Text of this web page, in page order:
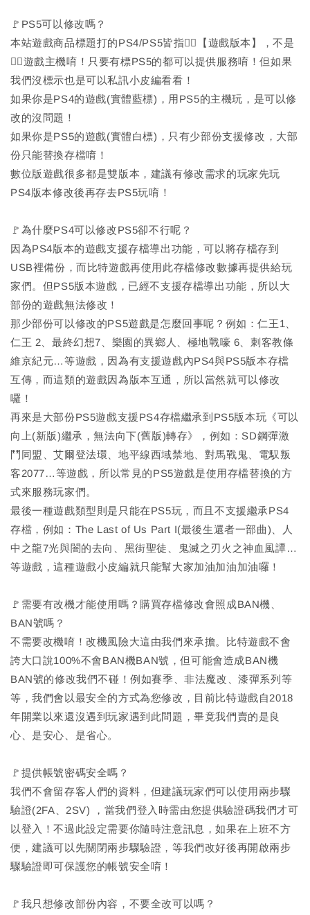
🚩PS5可以修改嗎？
本站遊戲商品標題打的PS4/PS5皆指🙆‍♂️【遊戲版本】，不是
🙅‍♂️遊戲主機唷！只要有標PS5的都可以提供服務唷！但如果
我們沒標示也是可以私訊小皮編看看！
如果你是PS4的遊戲(實體藍標)，用PS5的主機玩，是可以修
改的沒問題！
如果你是PS5的遊戲(實體白標)，只有少部份支援修改，大部
份只能替換存檔唷！
數位版遊戲很多都是雙版本，建議有修改需求的玩家先玩
PS4版本修改後再存去PS5玩唷！
🚩為什麼PS4可以修改PS5卻不行呢？
因為PS4版本的遊戲支援存檔導出功能，可以將存檔存到
USB裡備份，而比特遊戲再使用此存檔修改數據再提供給玩
家們。但PS5版本遊戲，已經不支援存檔導出功能，所以大
部份的遊戲無法修改！
那少部份可以修改的PS5遊戲是怎麼回事呢？例如：仁王1、
仁王 2、最終幻想7、樂園的異鄉人、極地戰嚎 6、刺客教條
維京紀元…等遊戲，因為有支援遊戲內PS4與PS5版本存檔
互傳，而這類的遊戲因為版本互通，所以當然就可以修改
囉！
再來是大部份PS5遊戲支援PS4存檔繼承到PS5版本玩《可以
向上(新版)繼承，無法向下(舊版)轉存》，例如：SD鋼彈激
鬥同盟、艾爾登法環、地平線西域禁地、對馬戰鬼、電馭叛
客2077…等遊戲，所以常見的PS5遊戲是使用存檔替換的方
式來服務玩家們。
最後一種遊戲類型則是只能在PS5玩，而且不支援繼承PS4
存檔，例如：The Last of Us Part I(最後生還者一部曲)、人
中之龍7光與闇的去向、黑街聖徒、鬼滅之刃火之神血風譚…
等遊戲，這種遊戲小皮編就只能幫大家加油加油加油囉！
🚩需要有改機才能使用嗎？購買存檔修改會照成BAN機、
BAN號嗎？
不需要改機唷！改機風險大這由我們來承擔。比特遊戲不會
誇大口說100%不會BAN機BAN號，但可能會造成BAN機
BAN號的修改我們不碰！例如賽季、非法魔改、漆彈系列等
等，我們會以最安全的方式為您修改，目前比特遊戲自2018
年開業以來還沒遇到玩家遇到此問題，畢竟我們賣的是良
心、是安心、是省心。
🚩提供帳號密碼安全嗎？
我們不會留存客人們的資料，但建議玩家們可以使用兩步驟
驗證(2FA、2SV) ，當我們登入時需由您提供驗證碼我們才可
以登入！不過此設定需要你隨時注意訊息，如果在上班不方
便，建議可以先關閉兩步驟驗證，等我們改好後再開啟兩步
驟驗證即可保護您的帳號安全唷！
🚩我只想修改部份內容，不要全改可以嗎？